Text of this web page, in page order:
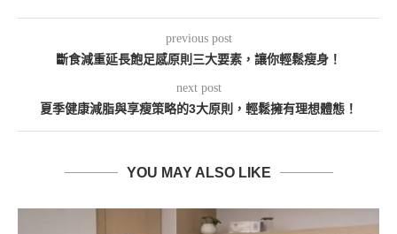
previous post
斷食減重延長飽足感原則三大要素，讓你輕鬆瘦身！
next post
夏季健康減脂與享瘦策略的3大原則，輕鬆擁有理想體態！
YOU MAY ALSO LIKE